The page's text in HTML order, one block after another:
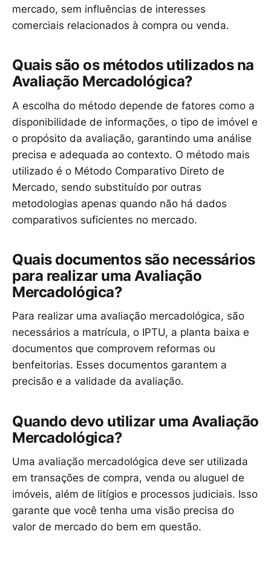
mercado, sem influências de interesses
comerciais relacionados à compra ou venda.
Quais são os métodos utilizados na
Avaliação Mercadológica?
A escolha do método depende de fatores como a
disponibilidade de informações, o tipo de imóvel e
o propósito da avaliação, garantindo uma análise
precisa e adequada ao contexto. O método mais
utilizado é o Método Comparativo Direto de
Mercado, sendo substituído por outras
metodologias apenas quando não há dados
comparativos suficientes no mercado.
Quais documentos são necessários
para realizar uma Avaliação
Mercadológica?
Para realizar uma avaliação mercadológica, são
necessários a matrícula, o IPTU, a planta baixa e
documentos que comprovem reformas ou
benfeitorias. Esses documentos garantem a
precisão e a validade da avaliação.
Quando devo utilizar uma Avaliação
Mercadológica?
Uma avaliação mercadológica deve ser utilizada
em transações de compra, venda ou aluguel de
imóveis, além de litígios e processos judiciais. Isso
garante que você tenha uma visão precisa do
valor de mercado do bem em questão.